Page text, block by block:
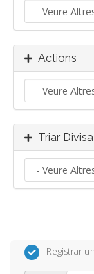
Actions
Triar Divisa
Registrar